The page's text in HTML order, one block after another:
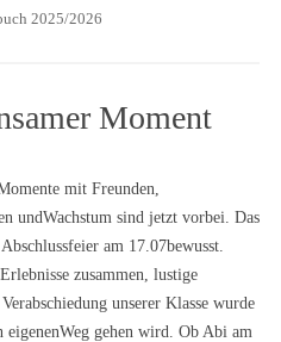
2025/2026
Moment
mit Freunden,
undWachstum sind jetzt vorbei. Das
am 17.07bewusst.
zusammen, lustige
unserer Klasse wurde
eigenenWeg gehen wird. Ob Abi am